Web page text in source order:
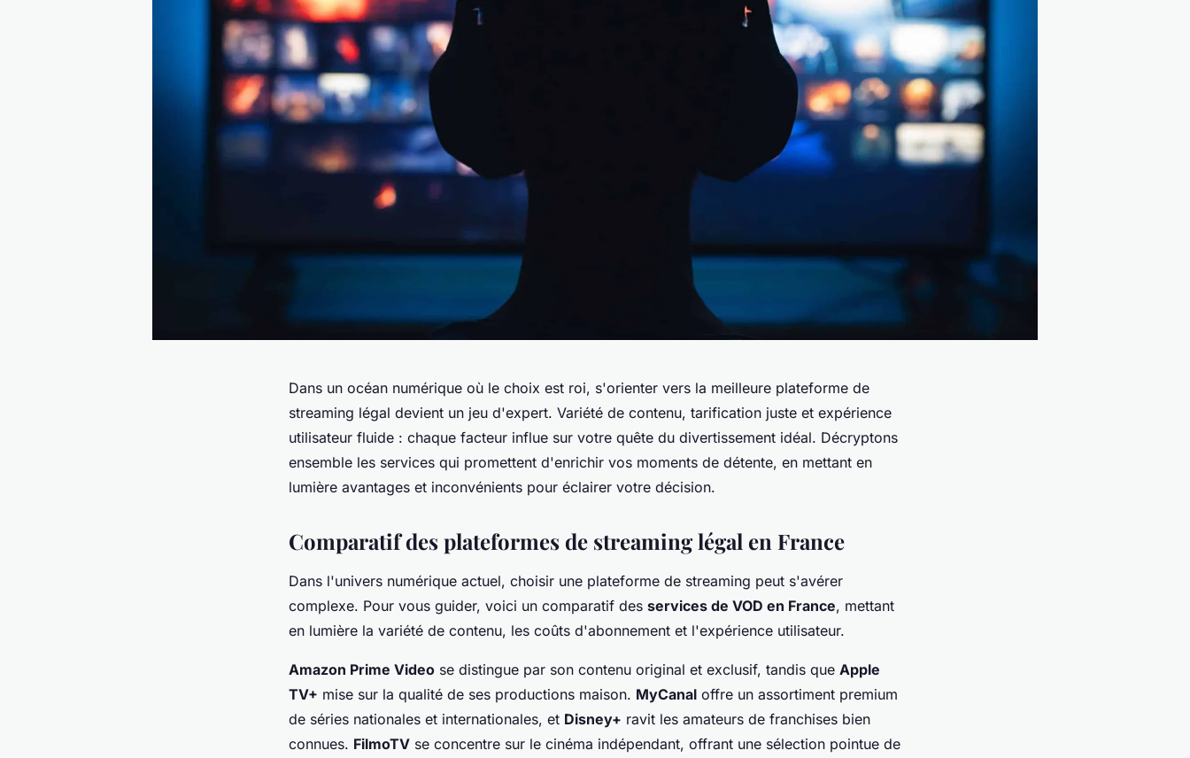
Dans un océan numérique où le choix est roi, s'orienter vers la meilleure plateforme de
streaming légal devient un jeu d'expert. Variété de contenu, tarification juste et expérience
utilisateur fluide : chaque facteur influe sur votre quête du divertissement idéal. Décryptons
ensemble les services qui promettent d'enrichir vos moments de détente, en mettant en
lumière avantages et inconvénients pour éclairer votre décision.
Comparatif des plateformes de streaming légal en France
Dans l'univers numérique actuel, choisir une plateforme de streaming peut s'avérer
complexe. Pour vous guider, voici un comparatif des services de VOD en France, mettant
en lumière la variété de contenu, les coûts d'abonnement et l'expérience utilisateur.
Amazon Prime Video se distingue par son contenu original et exclusif, tandis que Apple
TV+ mise sur la qualité de ses productions maison. MyCanal offre un assortiment premium
de séries nationales et internationales, et Disney+ ravit les amateurs de franchises bien
connues. FilmoTV se concentre sur le cinéma indépendant, offrant une sélection pointue de